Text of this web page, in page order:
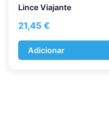
Lince Viajante
21,45 €
Adicionar